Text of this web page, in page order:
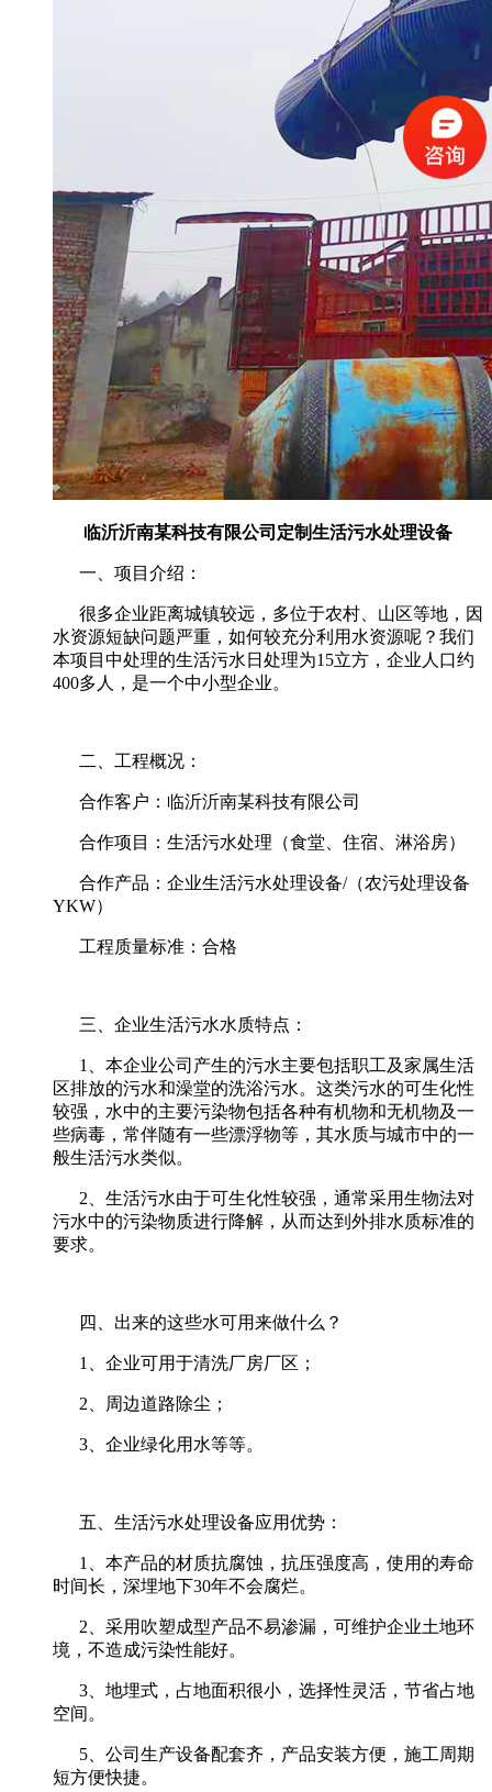
临沂沂南某科技有限公司定制生活污水处理设备
一、项目介绍：
很多企业距离城镇较远，多位于农村、山区等地，因
水资源短缺问题严重，如何较充分利用水资源呢？我们
本项目中处理的生活污水日处理为15立方，企业人口约
400多人，是一个中小型企业。
二 、工程概况：
合作客户：临沂沂南某科技有限公司
合作项目：生活污水处理（食堂、住宿、淋浴房）
合作产品：企业生活污水处理设备/（农污处理设备
YKW）
工程质量标准：合格
三 、企业生活污水水质特点：
1、 本企业公司产生的污水主要包括职工及家属生活
区排放的污水和澡堂的洗浴污水。这类污水的可生化性
较强，水中的主要污染物包括各种有机物和无机物及一
些病毒，常伴随有一些漂浮物等，其水质与城市中的一
般生活污水类似。
2、 生活污水由于可生化性较强，通常采用生物法对
污水中的污染物质进行降解，从而达到外排水质标准的
要求。
四 、出来的这些水可用来做什么？
1、企业可用于清洗厂房厂区；
2、周边道路除尘；
3、企业绿化用水等等。
五 、生活污水处理设备应用优势：
1、本产品的材质抗腐蚀，抗压强度高，使用的寿命
时间长，深埋地下30年不会腐烂。
2、采用吹塑成型产品不易渗漏，可维护企业土地环
境，不造成污染性能好。
3、地埋式，占地面积很小，选择性灵活，节省占地
空间。
5、公司生产设备配套齐，产品安装方便，施工周期
短方便快捷。